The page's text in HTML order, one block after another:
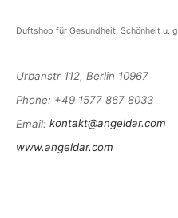
Duftshop für Gesundheit, Schönheit u.
Urbanstr 112, Berlin 10967
Phone: +49 1577 867 8033
Email: kontakt@angeldar.com
www.angeldar.com